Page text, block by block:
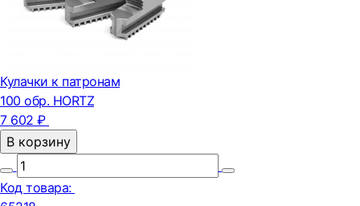
Кулачки к патронам
100 обр. HORTZ
7 602 ₽
В корзину
Код товара: